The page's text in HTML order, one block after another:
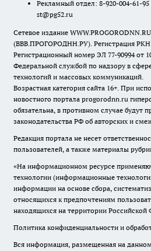
Рекламный отдел: 8-920-004-61-
st@pg52.ru
Сетевое издание WWW.PROGORODNN.RU
(ВВВ.ПРОГОРОДНН.РУ). Регистрация
Регистрационный номер ЭЛ 77-90994 от
Федеральной службой по надзору в
технологий и массовых коммуникаций.
Возрастная категория сайта 16+. При
новостного портала progorodnn.ru
обязательна, в противном случае будут
законодательства РФ об авторских и
Редакция портала не несет
пользователей, а также материалы
«На информационном ресурсе
технологии (информационные
информации на основе сбора,
относящихся к предпочтениям
находящихся на территории Российской
Политика конфиденциальности и
Вся информация, размещенная на данном